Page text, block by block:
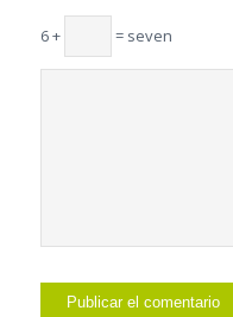
6 + = seven